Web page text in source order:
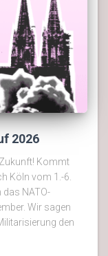
2026
Kommt
Köln vom 1.-6.
das NATO-
Wir sagen
den